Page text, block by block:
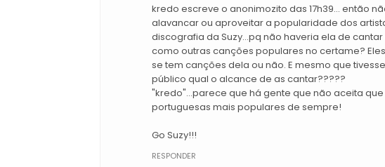
kredo escreve o anonimozito das 17h39... então
alavancar ou aproveitar a popularidade dos
discografia da Suzy...pq não haveria ela de
como outras canções populares no certame?
se tem canções dela ou não. E mesmo que
público qual o alcance de as cantar?????
"kredo"...parece que há gente que não aceita
portuguesas mais populares de sempre!
Go Suzy!!!
RESPONDER